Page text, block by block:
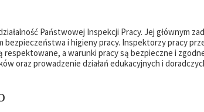
Państwowej Inspekcji Pracy. Jej głównym
i higieny pracy. Inspektorzy pracy
a warunki pracy są bezpieczne i
oraz prowadzenie działań edukacyjnych i